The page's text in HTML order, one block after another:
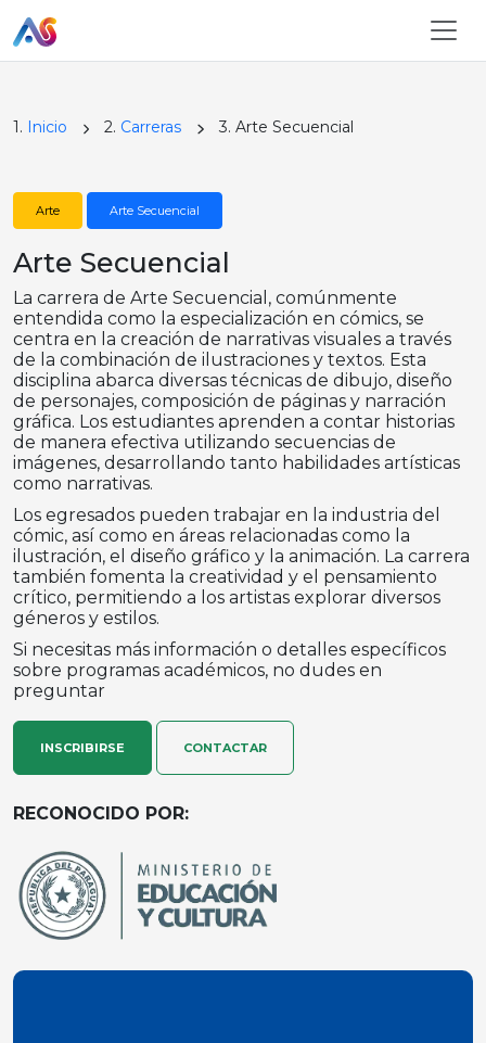
1. Inicio 2. Carreras 3. Arte Secuencial
Arte Arte Secuencial
Arte Secuencial
La carrera de Arte Secuencial, comúnmente
entendida como la especialización en cómics, se
centra en la creación de narrativas visuales a través
de la combinación de ilustraciones y textos. Esta
disciplina abarca diversas técnicas de dibujo, diseño
de personajes, composición de páginas y narración
gráfica. Los estudiantes aprenden a contar historias
de manera efectiva utilizando secuencias de
imágenes, desarrollando tanto habilidades artísticas
como narrativas.
Los egresados pueden trabajar en la industria del
cómic, así como en áreas relacionadas como la
ilustración, el diseño gráfico y la animación. La carrera
también fomenta la creatividad y el pensamiento
crítico, permitiendo a los artistas explorar diversos
géneros y estilos.
Si necesitas más información o detalles específicos
sobre programas académicos, no dudes en
preguntar
INSCRIBIRSE CONTACTAR
RECONOCIDO POR: